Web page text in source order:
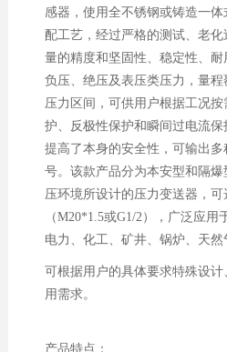
感器，使用全不锈钢或铸造一
配工艺，经过严格的测试、老
量的精度和坚固性、稳定性、
负压、绝压及表压类压力，量程
压力区间，可供用户根据工况
护、反极性保护和瞬间过电流
提高了本身的安全性，可输出
号。该款产品分为本安型和隔
压环境所设计的压力变送器，
（M20*1.5或G1/2），广泛应用
电力、化工、矿井、锅炉、天然
可根据用户的具体要求特殊设
用需求。
产品特点：